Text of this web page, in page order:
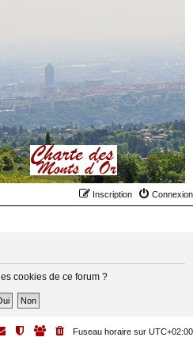
Connexion
Inscription
cookies de ce forum ?
Fuseau horaire sur UTC+02:00